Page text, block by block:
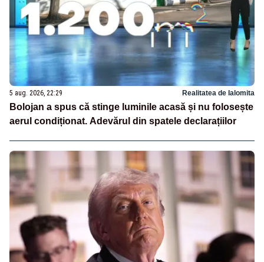
5 aug. 2026, 22:29 Realitatea de Ialomita
Bolojan a spus că stinge luminile acasă și nu folosește
aerul condiționat. Adevărul din spatele declarațiilor